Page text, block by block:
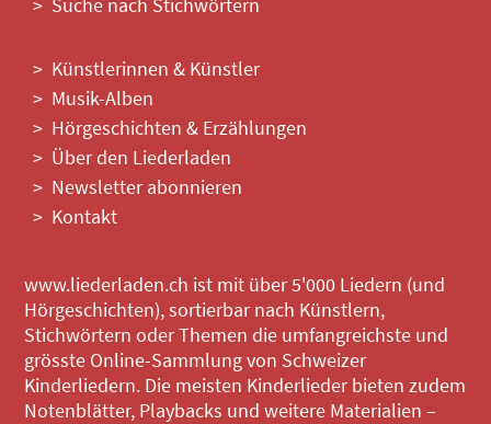
Suche nach Stichwörtern
Künstlerinnen & Künstler
Musik-Alben
Hörgeschichten & Erzählungen
Über den Liederladen
Newsletter abonnieren
Kontakt
www.liederladen.ch ist mit über 5'000 Liedern (und
Hörgeschichten), sortierbar nach Künstlern,
Stichwörtern oder Themen die umfangreichste und
grösste Online-Sammlung von Schweizer
Kinderliedern. Die meisten Kinderlieder bieten zudem
Notenblätter, Playbacks und weitere Materialien –